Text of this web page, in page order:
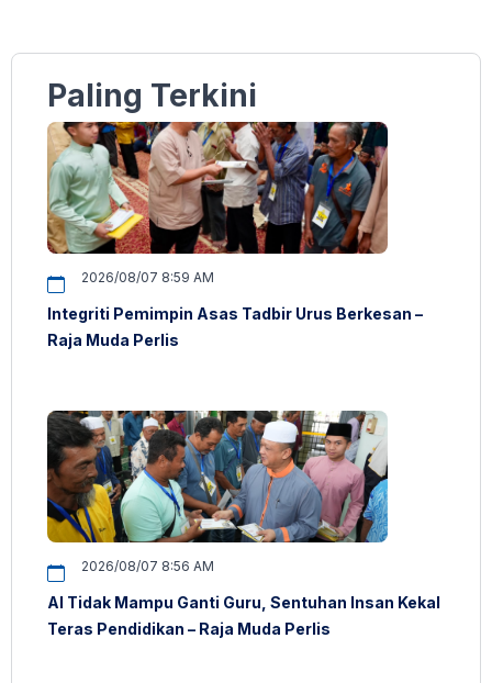
Paling Terkini
2026/08/07 8:59 AM
Integriti Pemimpin Asas Tadbir Urus Berkesan –
Raja Muda Perlis
2026/08/07 8:56 AM
AI Tidak Mampu Ganti Guru, Sentuhan Insan Kekal
Teras Pendidikan – Raja Muda Perlis